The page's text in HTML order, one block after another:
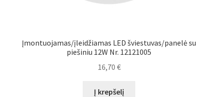
Įmontuojamas/įleidžiamas LED šviestuvas/panelė su
piešiniu 12W Nr. 12121005
16,70 €
Į krepšelį